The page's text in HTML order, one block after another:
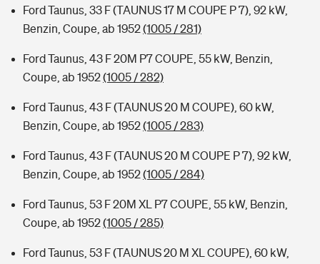
Ford Taunus, 33 F (TAUNUS 17 M COUPE P 7), 92 kW,
Benzin, Coupe, ab 1952(1005 / 281)
Ford Taunus, 43 F 20M P7 COUPE, 55 kW, Benzin,
Coupe, ab 1952(1005 / 282)
Ford Taunus, 43 F (TAUNUS 20 M COUPE), 60 kW,
Benzin, Coupe, ab 1952(1005 / 283)
Ford Taunus, 43 F (TAUNUS 20 M COUPE P 7), 92 kW,
Benzin, Coupe, ab 1952(1005 / 284)
Ford Taunus, 53 F 20M XL P7 COUPE, 55 kW, Benzin,
Coupe, ab 1952(1005 / 285)
Ford Taunus, 53 F (TAUNUS 20 M XL COUPE), 60 kW,